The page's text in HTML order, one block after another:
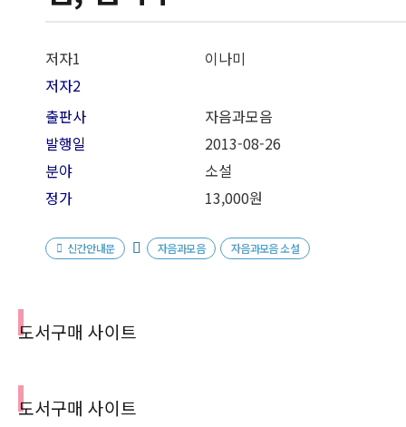
저자1
이나미
저자2
출판사
자음과모음
발행일
2013-08-26
분야
소설
정가
13,000원
신간안내문 자음과모음 자음과모음 소설
도서구매 사이트
도서구매 사이트